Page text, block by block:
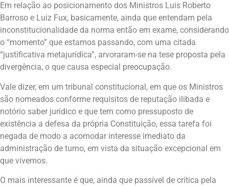
Em relação ao posicionamento dos Ministros Luis Roberto
Barroso e Luiz Fux, basicamente, ainda que entendam pela
inconstitucionalidade da norma então em exame, considerando
o “momento” que estamos passando, com uma citada
“justificativa metajurídica”, arvoraram-se na tese proposta pela
divergência, o que causa especial preocupação.
Vale dizer, em um tribunal constitucional, em que os Ministros
são nomeados conforme requisitos de reputação ilibada e
notório saber jurídico e que tem como pressuposto de
existência a defesa da própria Constituição, essa tarefa foi
negada de modo a acomodar interesse imediato da
administração de turno, em vista da situação excepcional em
que vivemos.
O mais interessante é que, ainda que passível de crítica pela